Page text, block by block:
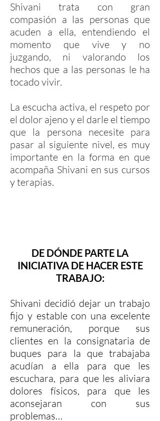
Shivani trata con gran
compasión a las personas que
acuden a ella, entendiendo el
momento que vive y no
juzgando, ni valorando los
hechos que a las personas le ha
tocado vivir.
La escucha activa, el respeto por
el dolor ajeno y el darle el tiempo
que la persona necesite para
pasar al siguiente nivel, es muy
importante en la forma en que
acompaña Shivani en sus cursos
y terapias.
DE DÓNDE PARTE LA
INICIATIVA DE HACER ESTE
TRABAJO:
Shivani decidió dejar un trabajo
fijo y estable con una excelente
remuneración, porque sus
clientes en la consignataria de
buques para la que trabajaba
acudían a ella para que les
escuchara, para que les aliviara
dolores físicos, para que les
aconsejaran con sus
problemas…